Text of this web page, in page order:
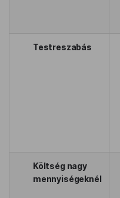
Testreszabás
Költség nagy
mennyiségeknél